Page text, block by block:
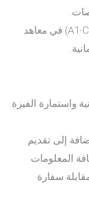
تسجيل كورسات اللغة الألمانية (A1-C1) في معاهد
واستمارة الفيزة
إلى تقديم
المعلومات
سفارة